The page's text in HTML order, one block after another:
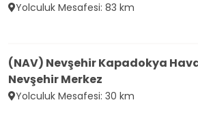
Yolculuk Mesafesi: 83 km
(NAV) Nevşehir Kapadokya
Nevşehir Merkez
Yolculuk Mesafesi: 30 km